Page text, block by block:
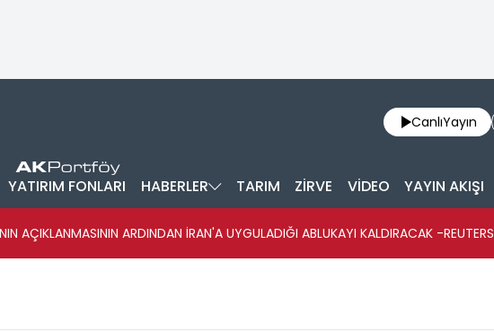
CanlıYayın
YATIRIM FONLARI HABERLER TARIM ZİRVE VİDEO YAYIN AKIŞI
AÇIKLANMASININ ARDINDAN İRAN'A UYGULADIĞI ABLUKAYI KALDIRACAK -REUTERS